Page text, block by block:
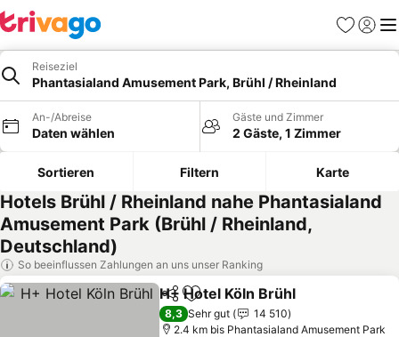
Favoriten
Reiseziel
Phantasialand Amusement Park, Brühl / Rheinland
An-/Abreise
Daten wählen
Gäste und Zimmer
2 Gäste, 1 Zimmer
Sortieren Filtern Karte
Hotels Brühl / Rheinland nahe Phantasialand
Amusement Park (Brühl / Rheinland,
Deutschland)
So beeinflussen Zahlungen an uns unser Ranking
TeilenZu Favoriten hinzufügen
H+ Hotel Köln Brühl
8,3 Sehr gut
14 510
2.4 km bis Phantasialand Amusement Park